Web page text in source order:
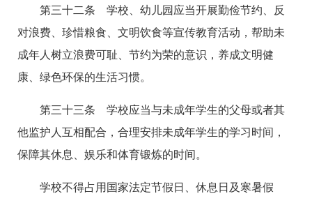
第三十二条 学校、幼儿园应当开展勤俭节约、反
对浪费、珍惜粮食、文明饮食等宣传教育活动，帮助未
成年人树立浪费可耻、节约为荣的意识，养成文明健
康、绿色环保的生活习惯。
第三十三条 学校应当与未成年学生的父母或者其
他监护人互相配合，合理安排未成年学生的学习时间，
保障其休息、娱乐和体育锻炼的时间。
学校不得占用国家法定节假日、休息日及寒暑假